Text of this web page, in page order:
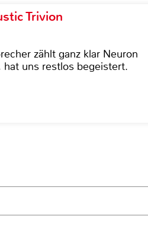
Trivion
zählt ganz klar Neuron
uns restlos begeistert.